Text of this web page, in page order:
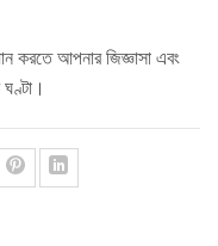
করতে আপনার জিজ্ঞাসা এবং